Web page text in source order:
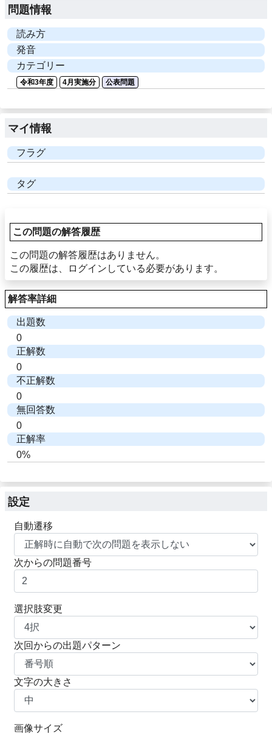
問題情報
読み方
発音
カテゴリー
令和3年度 4月実施分 公表問題
マイ情報
フラグ
タグ
この問題の解答履歴
この問題の解答履歴はありません。
この履歴は、ログインしている必要があります。
解答率詳細
出題数
0
正解数
0
不正解数
0
無回答数
0
正解率
0%
設定
自動遷移
次からの問題番号
選択肢変更
次回からの出題パターン
文字の大きさ
画像サイズ